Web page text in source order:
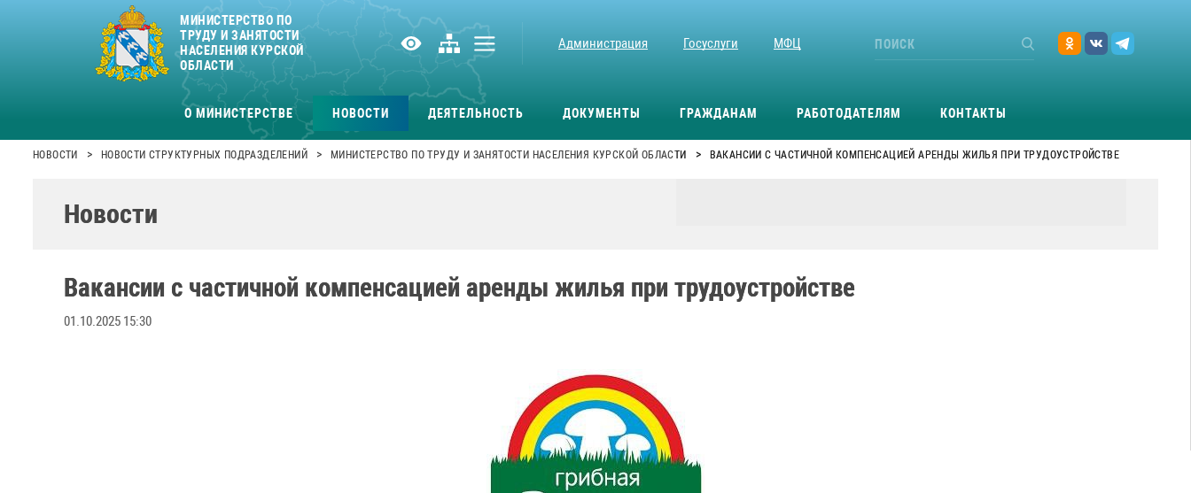
МИНИСТЕРСТВО ПО
ТРУДУ И ЗАНЯТОСТИ
НАСЕЛЕНИЯ КУРСКОЙ
ОБЛАСТИ
Администрация Госуслуги МФЦ
О МИНИСТЕРСТВЕ НОВОСТИ ДЕЯТЕЛЬНОСТЬ ДОКУМЕНТЫ ГРАЖДАНАМ РАБОТОДАТЕЛЯМ КОНТАКТЫ
НОВОСТИ > НОВОСТИ СТРУКТУРНЫХ ПОДРАЗДЕЛЕНИЙ > МИНИСТЕРСТВО ПО ТРУДУ И ЗАНЯТОСТИ НАСЕЛЕНИЯ КУРСКОЙ ОБЛАСТИ > ВАКАНСИИ С ЧАСТИЧНОЙ КОМПЕНСАЦИЕЙ АРЕНДЫ ЖИЛЬЯ ПРИ ТРУДОУСТРОЙСТВЕ
Новости
Вакансии с частичной компенсацией аренды жилья при трудоустройстве
01.10.2025 15:30